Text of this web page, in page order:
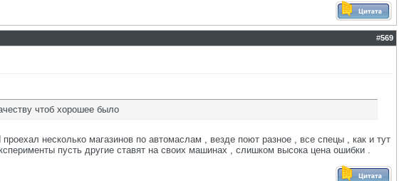
#569
чтоб хорошее было
несколько магазинов по автомаслам , везде поют разное , все спецы , как и тут
пусть другие ставят на своих машинах , слишком высока цена ошибки .